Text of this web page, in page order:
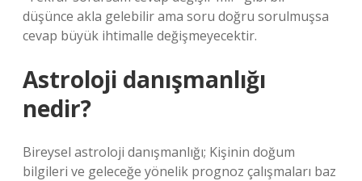
düşünce akla gelebilir ama soru doğru sorulmuşsa
cevap büyük ihtimalle değişmeyecektir.
Astroloji danışmanlığı
nedir?
Bireysel astroloji danışmanlığı; Kişinin doğum
bilgileri ve geleceğe yönelik prognoz çalışmaları baz